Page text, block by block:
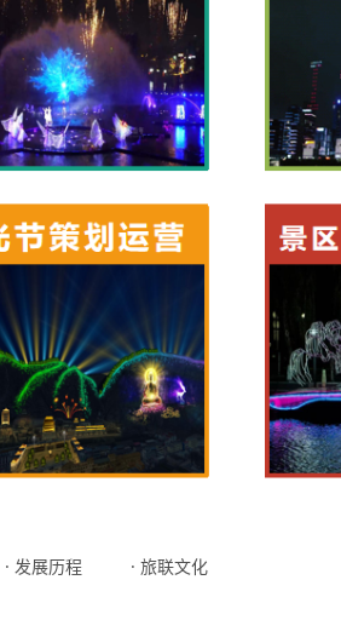
· 发展历程 · 旅联文化